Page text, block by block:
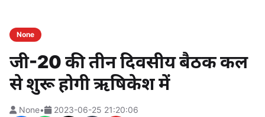
None
जी-20 की तीन दिवसीय बैठक कल
से शुरू होगी ऋषिकेश में
None• 2023-06-25 21:20:06